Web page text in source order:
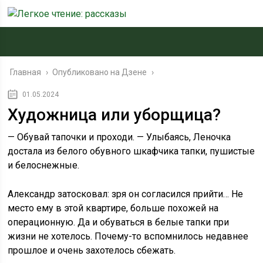
Главная › Опубликовано на Дзене ›
01.05.2024
Художница или уборщица?
— Обувай тапочки и проходи. — Улыбаясь, Леночка
достала из белого обувного шкафчика тапки, пушистые
и белоснежные.
Александр затосковал: зря он согласился прийти… Не
место ему в этой квартире, больше похожей на
операционную. Да и обуваться в белые тапки при
жизни не хотелось. Почему-то вспомнилось недавнее
прошлое и очень захотелось сбежать.